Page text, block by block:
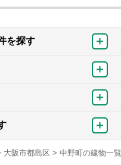
を探す
大阪市都島区 > 中野町の建物一覧